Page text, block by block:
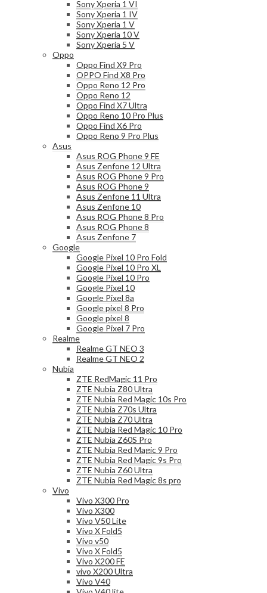
Sony Xperia 1 VI
Sony Xperia 1 IV
Sony Xperia 1 V
Sony Xperia 10 V
Sony Xperia 5 V
Oppo
Oppo Find X9 Pro
OPPO Find X8 Pro
Oppo Reno 12 Pro
Oppo Reno 12
Oppo Find X7 Ultra
Oppo Reno 10 Pro Plus
Oppo Find X6 Pro
Oppo Reno 9 Pro Plus
Asus
Asus ROG Phone 9 FE
Asus Zenfone 12 Ultra
Asus ROG Phone 9 Pro
Asus ROG Phone 9
Asus Zenfone 11 Ultra
Asus Zenfone 10
Asus ROG Phone 8 Pro
Asus ROG Phone 8
Asus Zenfone 7
Google
Google Pixel 10 Pro Fold
Google Pixel 10 Pro XL
Google Pixel 10 Pro
Google Pixel 10
Google Pixel 8a
Google pixel 8 Pro
Google pixel 8
Google Pixel 7 Pro
Realme
Realme GT NEO 3
Realme GT NEO 2
Nubia
ZTE RedMagic 11 Pro
ZTE Nubia Z80 Ultra
ZTE Nubia Red Magic 10s Pro
ZTE Nubia Z70s Ultra
ZTE Nubia Z70 Ultra
ZTE Nubia Red Magic 10 Pro
ZTE Nubia Z60S Pro
ZTE Nubia Red Magic 9 Pro
ZTE Nubia Red Magic 9s Pro
ZTE Nubia Z60 Ultra
ZTE Nubia Red Magic 8s pro
Vivo
Vivo X300 Pro
Vivo X300
Vivo V50 Lite
Vivo X Fold5
Vivo v50
Vivo X Fold5
Vivo X200 FE
vivo X200 Ultra
Vivo V40